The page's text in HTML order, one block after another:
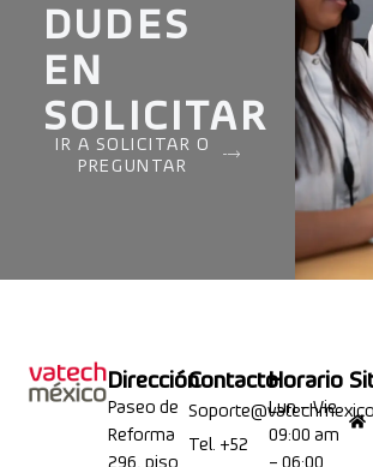
DUDES
EN
SOLICITAR
IR A SOLICITAR O
PREGUNTAR
Dirección
Paseo de
Reforma
296, piso
Contacto
Tel. +52
Horario
Lun – Vie
09:00 am
– 06:00